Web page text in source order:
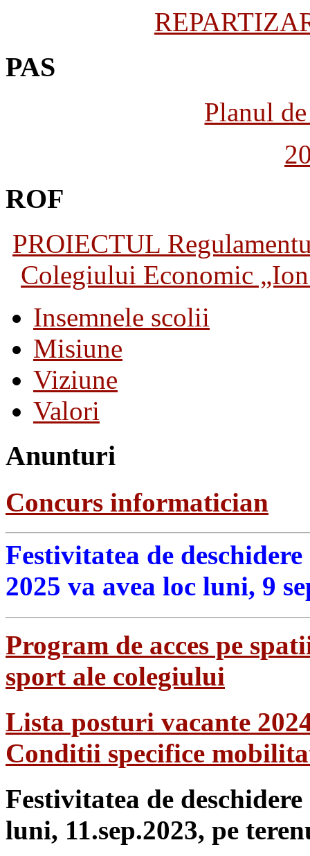
PAS
Planul
ROF
PROIECTUL
Colegiului Economic
Insemnele scolii
Misiune
Viziune
Valori
Anunturi
Concurs informatician
Festivitatea de
2025 va avea loc luni, 9
Program de acces pe
sport ale colegiului
Lista posturi vacante
Conditii specifice
Festivitatea de
luni, 11.sep.2023, pe